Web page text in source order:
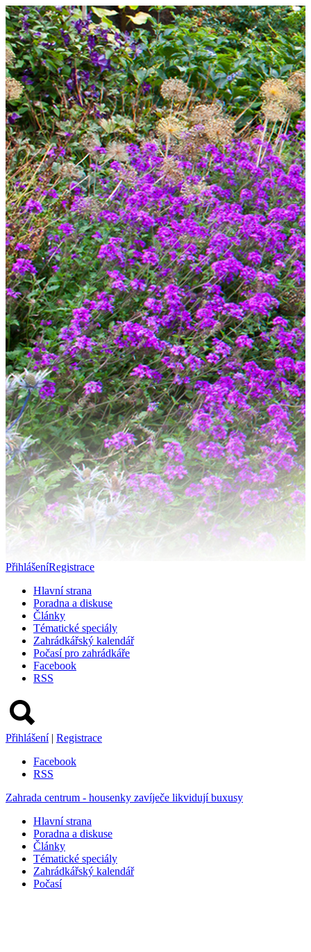
PřihlášeníRegistrace
Hlavní strana
Poradna a diskuse
Články
Tématické speciály
Zahrádkářský kalendář
Počasí pro zahrádkáře
Facebook
RSS
Přihlášení | Registrace
Facebook
RSS
Zahrada centrum - housenky zavíječe likvidují buxusy
Hlavní strana
Poradna a diskuse
Články
Tématické speciály
Zahrádkářský kalendář
Počasí